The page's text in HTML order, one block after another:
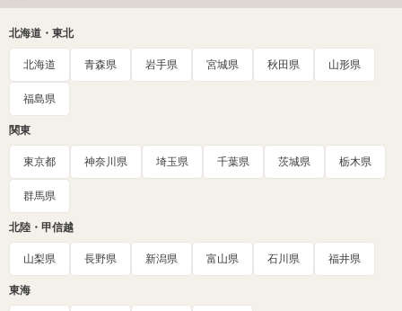
北海道・東北
北海道 青森県 岩手県 宮城県 秋田県 山形県
福島県
関東
東京都 神奈川県 埼玉県 千葉県 茨城県 栃木県
群馬県
北陸・甲信越
山梨県 長野県 新潟県 富山県 石川県 福井県
東海